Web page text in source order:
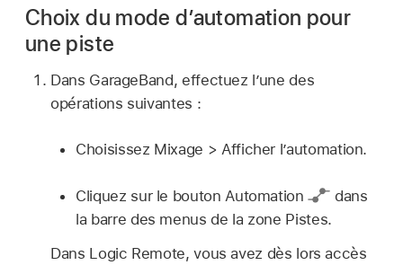
Choix du mode d’automation pour
une piste
Dans GarageBand, effectuez l’une des
opérations suivantes :
Choisissez Mixage > Afficher l’automation.
Cliquez sur le bouton Automation
dans
la barre des menus de la zone Pistes.
Dans Logic Remote, vous avez dès lors accès